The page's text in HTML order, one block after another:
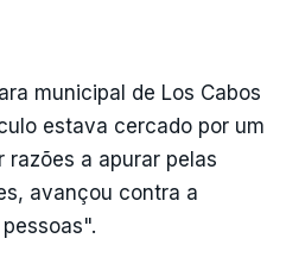
municipal de Los Cabos
estava cercado por um
razões a apurar pelas
avançou contra a